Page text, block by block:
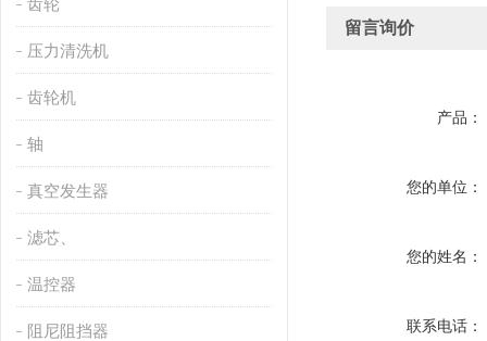
齿轮
压力清洗机
齿轮机
轴
真空发生器
滤芯、
温控器
阻尼阻挡器
留言询价
产品：
您的单位：
您的姓名：
联系电话：